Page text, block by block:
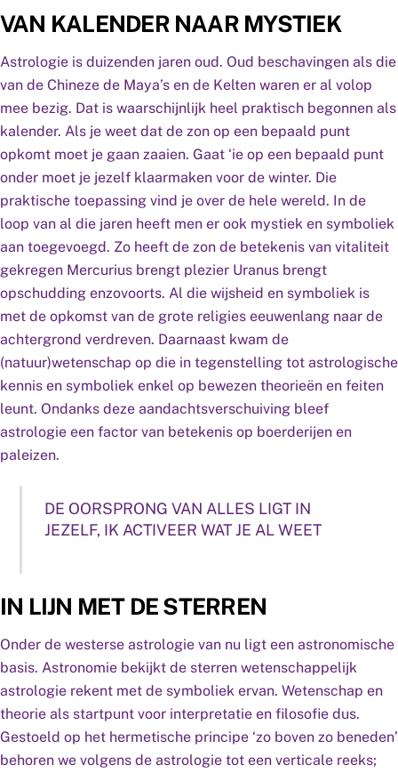
VAN KALENDER NAAR MYSTIEK
Astrologie is duizenden jaren oud. Oud beschavingen als die
van de Chineze de Maya’s en de Kelten waren er al volop
mee bezig. Dat is waarschijnlijk heel praktisch begonnen als
kalender. Als je weet dat de zon op een bepaald punt
opkomt moet je gaan zaaien. Gaat ‘ie op een bepaald punt
onder moet je jezelf klaarmaken voor de winter. Die
praktische toepassing vind je over de hele wereld. In de
loop van al die jaren heeft men er ook mystiek en symboliek
aan toegevoegd. Zo heeft de zon de betekenis van vitaliteit
gekregen Mercurius brengt plezier Uranus brengt
opschudding enzovoorts. Al die wijsheid en symboliek is
met de opkomst van de grote religies eeuwenlang naar de
achtergrond verdreven. Daarnaast kwam de
(natuur)wetenschap op die in tegenstelling tot astrologische
kennis en symboliek enkel op bewezen theorieën en feiten
leunt. Ondanks deze aandachtsverschuiving bleef
astrologie een factor van betekenis op boerderijen en
paleizen.
DE OORSPRONG VAN ALLES LIGT IN
JEZELF, IK ACTIVEER WAT JE AL WEET
IN LIJN MET DE STERREN
Onder de westerse astrologie van nu ligt een astronomische
basis. Astronomie bekijkt de sterren wetenschappelijk
astrologie rekent met de symboliek ervan. Wetenschap en
theorie als startpunt voor interpretatie en filosofie dus.
Gestoeld op het hermetische principe ‘zo boven zo beneden’
behoren we volgens de astrologie tot een verticale reeks;